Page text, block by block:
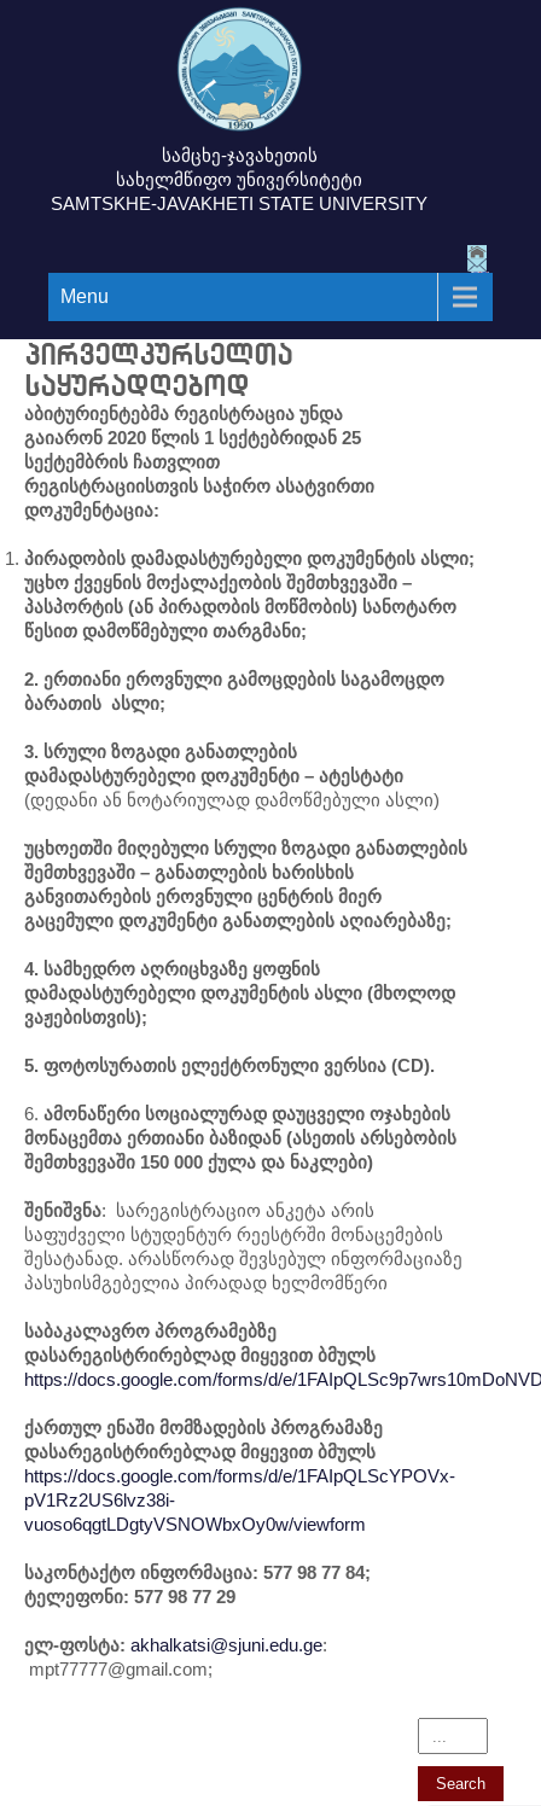
სამცხე-ჯავახეთის
სახელმწიფო უნივერსიტეტი
SAMTSKHE-JAVAKHETI STATE UNIVERSITY
Menu
პირველკურსელთა
საყურადღებოდ
აბიტურიენტებმა რეგისტრაცია უნდა
გაიარონ 2020 წლის 1 სექტებრიდან 25
სექტემბრის ჩათვლით
რეგისტრაციისთვის საჭირო ასატვირთი
დოკუმენტაცია:
პირადობის დამადასტურებელი დოკუმენტის ასლი;
უცხო ქვეყნის მოქალაქეობის შემთხვევაში –
პასპორტის (ან პირადობის მოწმობის) სანოტარო
წესით დამოწმებული თარგმანი;
2. ერთიანი ეროვნული გამოცდების საგამოცდო
ბარათის ასლი;
3. სრული ზოგადი განათლების
დამადასტურებელი დოკუმენტი – ატესტატი
(დედანი ან ნოტარიულად დამოწმებული ასლი)
უცხოეთში მიღებული სრული ზოგადი განათლების
შემთხვევაში – განათლების ხარისხის
განვითარების ეროვნული ცენტრის მიერ
გაცემული დოკუმენტი განათლების აღიარებაზე;
4. სამხედრო აღრიცხვაზე ყოფნის
დამადასტურებელი დოკუმენტის ასლი (მხოლოდ
ვაჟებისთვის);
5. ფოტოსურათის ელექტრონული ვერსია (CD).
6. ამონაწერი სოციალურად დაუცველი ოჯახების
მონაცემთა ერთიანი ბაზიდან (ასეთის არსებობის
შემთხვევაში 150 000 ქულა და ნაკლები)
შენიშვნა: სარეგისტრაციო ანკეტა არის
საფუძველი სტუდენტურ რეესტრში მონაცემების
შესატანად. არასწორად შევსებულ ინფორმაციაზე
პასუხისმგებელია პირადად ხელმომწერი
საბაკალავრო პროგრამებზე
დასარეგისტრირებლად მიყევით ბმულს
https://docs.google.com/forms/d/e/
ქართულ ენაში მომზადების პროგრამაზე
დასარეგისტრირებლად მიყევით ბმულს
https://docs.google.com/forms/d/e/1FAIpQLScYPOVx-
pV1Rz2US6lvz38i-
vuoso6qgtLDgtyVSNOWbxOy0w/viewform
საკონტაქტო ინფორმაცია: 577 98 77 84;
ტელეფონი: 577 98 77 29
ელ-ფოსტა: akhalkatsi@sjuni.edu.ge:
mpt77777@gmail.com;